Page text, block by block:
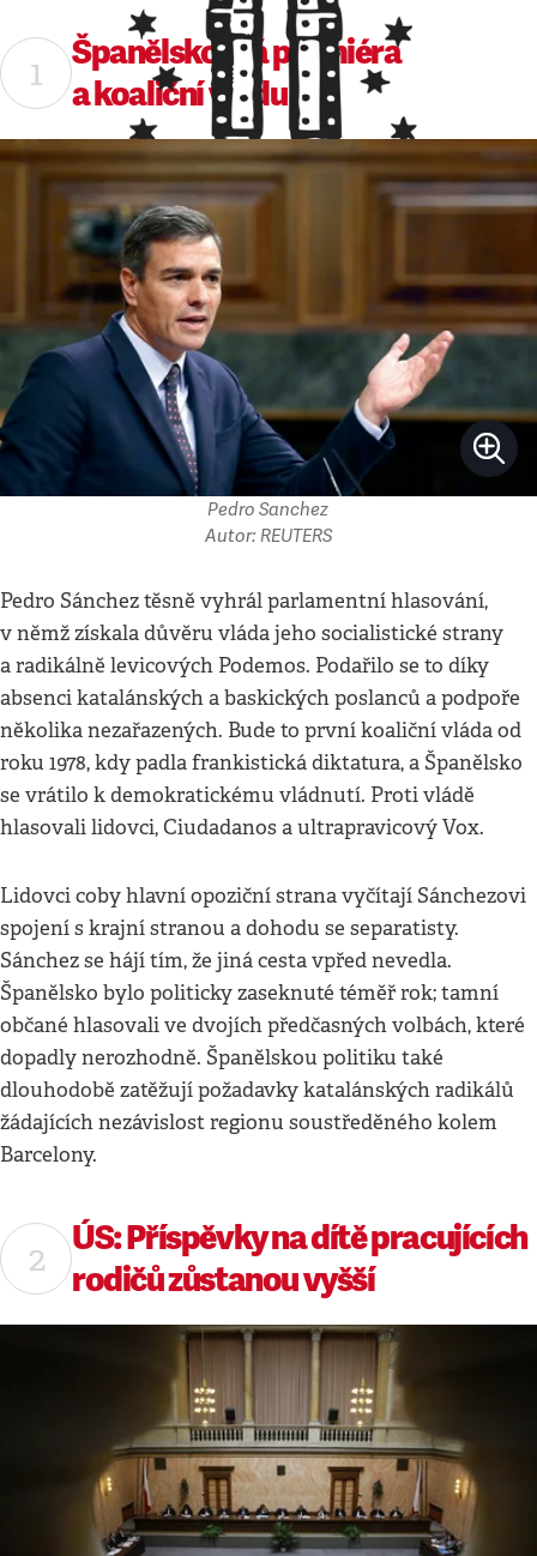
Španělsko má premiéra
a koaliční vládu
Pedro Sanchez
Autor: REUTERS
Pedro Sánchez těsně vyhrál parlamentní hlasování,
v němž získala důvěru vláda jeho socialistické strany
a radikálně levicových Podemos. Podařilo se to díky
absenci katalánských a baskických poslanců a podpoře
několika nezařazených. Bude to první koaliční vláda od
roku 1978, kdy padla frankistická diktatura, a Španělsko
se vrátilo k demokratickému vládnutí. Proti vládě
hlasovali lidovci, Ciudadanos a ultrapravicový Vox.
Lidovci coby hlavní opoziční strana vyčítají Sánchezovi
spojení s krajní stranou a dohodu se separatisty.
Sánchez se hájí tím, že jiná cesta vpřed nevedla.
Španělsko bylo politicky zaseknuté téměř rok; tamní
občané hlasovali ve dvojích předčasných volbách, které
dopadly nerozhodně. Španělskou politiku také
dlouhodobě zatěžují požadavky katalánských radikálů
žádajících nezávislost regionu soustředěného kolem
Barcelony.
ÚS: Příspěvky na dítě pracujících
rodičů zůstanou vyšší